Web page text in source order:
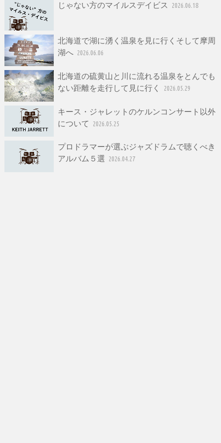
じゃない方のマイルスデイビス 2026.06.18
北海道で湖に湧く温泉を見に行くそして摩周
湖へ 2026.06.06
北海道の硫黄山と川に流れる温泉をとんでも
ない距離を走行して見に行く
2026.05.29
キース・ジャレットのケルンコンサート以外
について
2026.05.25
プロドラマーが選ぶジャズドラムで聴くべき
アルバム５選 2026.04.27